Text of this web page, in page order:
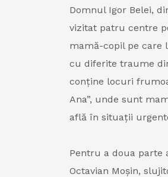
Domnul Igor Belei,
vizitat patru centre
mamă-copil pe care
cu diferite traume
conține locuri
Ana”, unde sunt
află în situații
Pentru a doua parte
Octavian Moșin,